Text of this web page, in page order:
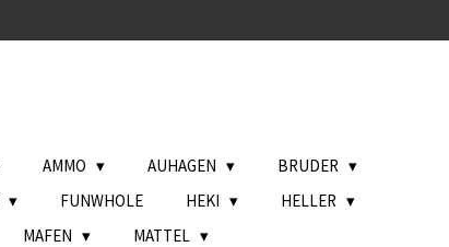
AMMO AUHAGEN
BRUDER
FUNWHOLE HEKI
HELLER
MAFEN
MATTEL